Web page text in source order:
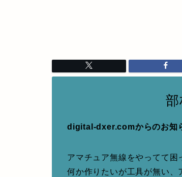
部
digital-dxer.comからのお知
アマチュア無線をやってて困
何か作りたいが工具が無い、